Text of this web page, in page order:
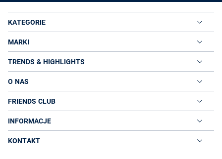
KATEGORIE
MARKI
TRENDS & HIGHLIGHTS
O NAS
FRIENDS CLUB
INFORMACJE
KONTAKT